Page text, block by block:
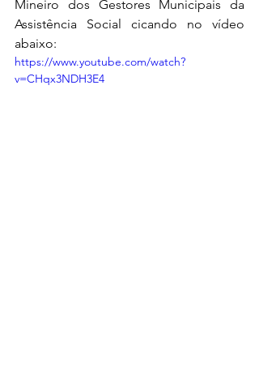
Mineiro dos Gestores Municipais da
Assistência Social cicando no vídeo
abaixo:
https://www.youtube.com/watch?
v=CHqx3NDH3E4